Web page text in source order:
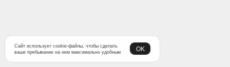
Сайт использует cookie-файлы, чтобы сделать
ваше пребывание на нем максимально удобным
OK